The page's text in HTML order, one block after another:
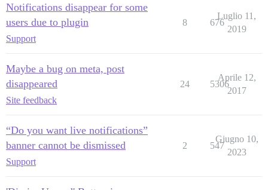
Notifications disappear for some
users due to plugin
Support
8 676
Luglio 11,
2019
Maybe a bug on meta, post
disappeared
Site feedback
24 5306
Aprile 12,
2017
“Do you want live notifications”
banner cannot be dismissed
Support
2 547
Giugno 10,
2023